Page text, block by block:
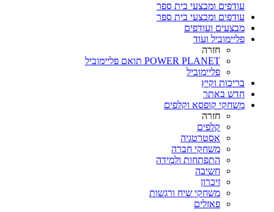
עודפים ומבצעי בית ספר
עודפים ומבצעי בית ספר
מבצעים ועודפים
פליימוביל ועוד
חזרה
POWER PLANET תואם פליימוביל
פליימוביל
בריכות וקיץ
חדש באתר
משחקי קופסא וקלפים
חזרה
קלפים
אסטרטגיה
משחקי חברה
התפתחות ולמידה
חשיבה
זיכרון
משחקי שיח ורגשות
פאזלים